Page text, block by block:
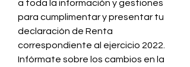
a toda la información y gestiones
para cumplimentar y presentar tu
declaración de Renta
correspondiente al ejercicio 2022.
Infórmate sobre los cambios en la